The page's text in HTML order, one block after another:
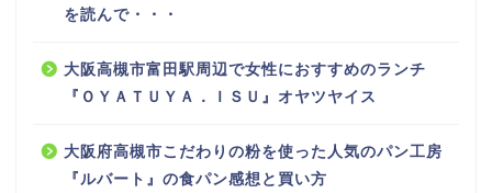
を読んで・・・
大阪高槻市富田駅周辺で女性におすすめのランチ
『ＯＹＡＴＵＹＡ．ＩＳＵ』オヤツヤイス
大阪府高槻市こだわりの粉を使った人気のパン工房
『ルバート』の食パン感想と買い方